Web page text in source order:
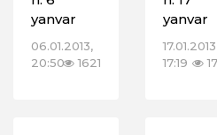
yanvar
06.01.2013,
20:50
1621
yanvar
17:19